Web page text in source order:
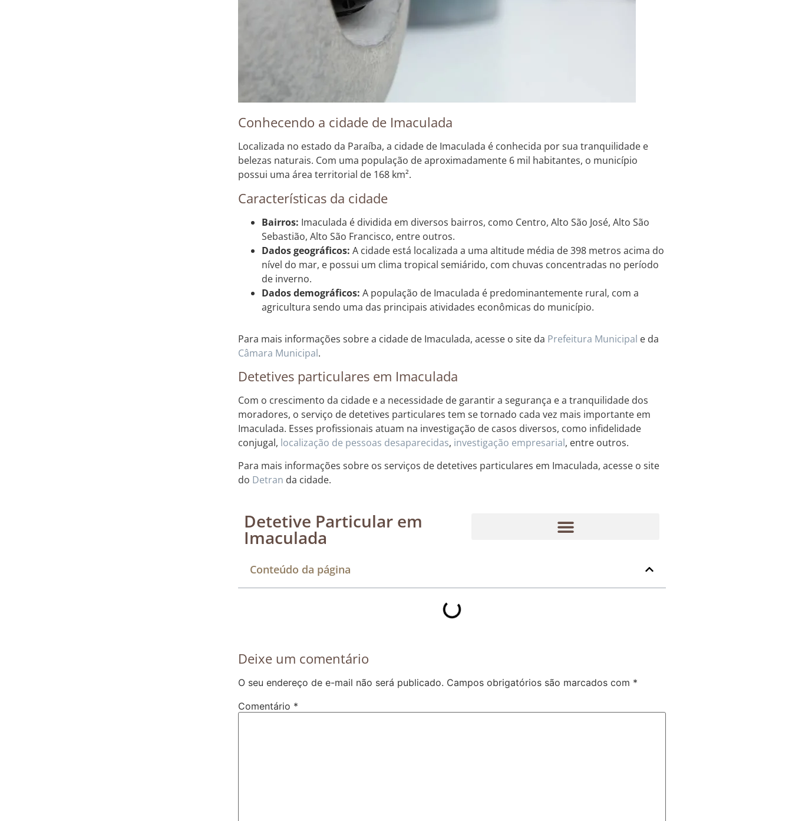
Conhecendo a cidade de Imaculada
Localizada no estado da Paraíba, a cidade de Imaculada é conhecida por sua tranquilidade e
belezas naturais. Com uma população de aproximadamente 6 mil habitantes, o município
possui uma área territorial de 168 km².
Características da cidade
Bairros: Imaculada é dividida em diversos bairros, como Centro, Alto São José, Alto São
Sebastião, Alto São Francisco, entre outros.
Dados geográficos: A cidade está localizada a uma altitude média de 398 metros acima do
nível do mar, e possui um clima tropical semiárido, com chuvas concentradas no período
de inverno.
Dados demográficos: A população de Imaculada é predominantemente rural, com a
agricultura sendo uma das principais atividades econômicas do município.
Para mais informações sobre a cidade de Imaculada, acesse o site da Prefeitura Municipal e da
Câmara Municipal.
Detetives particulares em Imaculada
Com o crescimento da cidade e a necessidade de garantir a segurança e a tranquilidade dos
moradores, o serviço de detetives particulares tem se tornado cada vez mais importante em
Imaculada. Esses profissionais atuam na investigação de casos diversos, como infidelidade
conjugal, localização de pessoas desaparecidas, investigação empresarial, entre outros.
Para mais informações sobre os serviços de detetives particulares em Imaculada, acesse o site
do Detran da cidade.
Detetive Particular em
Imaculada
Conteúdo da página
Deixe um comentário
O seu endereço de e-mail não será publicado. Campos obrigatórios são marcados com *
Comentário *